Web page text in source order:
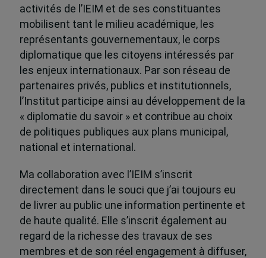
activités de l’IEIM et de ses constituantes
mobilisent tant le milieu académique, les
représentants gouvernementaux, le corps
diplomatique que les citoyens intéressés par
les enjeux internationaux. Par son réseau de
partenaires privés, publics et institutionnels,
l’Institut participe ainsi au développement de la
« diplomatie du savoir » et contribue au choix
de politiques publiques aux plans municipal,
national et international.
Ma collaboration avec l’IEIM s’inscrit
directement dans le souci que j’ai toujours eu
de livrer au public une information pertinente et
de haute qualité. Elle s’inscrit également au
regard de la richesse des travaux de ses
membres et de son réel engagement à diffuser,